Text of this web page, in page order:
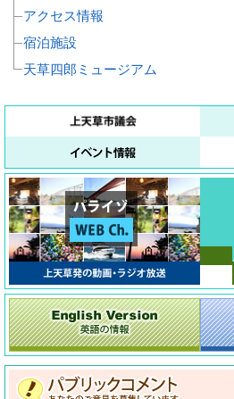
アクセス情報
宿泊施設
天草四郎ミュージアム